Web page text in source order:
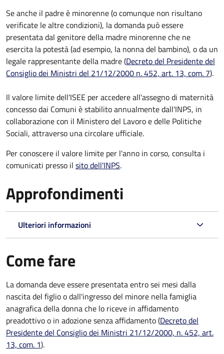
Se anche il padre è minorenne (o comunque non risultano
verificate le altre condizioni), la domanda può essere
presentata dal genitore della madre minorenne che ne
esercita la potestà (ad esempio, la nonna del bambino), o da un
legale rappresentante della madre (Decreto del Presidente del
Consiglio dei Ministri del 21/12/2000 n. 452, art. 13, com. 7).
Il valore limite dell'ISEE per accedere all'assegno di maternità
concesso dai Comuni è stabilito annualmente dall'INPS, in
collaborazione con il Ministero del Lavoro e delle Politiche
Sociali, attraverso una circolare ufficiale.
Per conoscere il valore limite per l'anno in corso, consulta i
comunicati presso il sito dell'INPS.
Approfondimenti
Ulteriori informazioni
Come fare
La domanda deve essere presentataentro sei mesi dalla
nascita del figlio o dall'ingresso del minore nella famiglia
anagrafica della donna che lo riceve in affidamento
preadottivo o in adozione senza affidamento (Decreto del
Presidente del Consiglio dei Ministri 21/12/2000, n. 452, art.
13, com. 1).